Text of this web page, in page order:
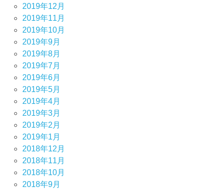
2019年12月
2019年11月
2019年10月
2019年9月
2019年8月
2019年7月
2019年6月
2019年5月
2019年4月
2019年3月
2019年2月
2019年1月
2018年12月
2018年11月
2018年10月
2018年9月